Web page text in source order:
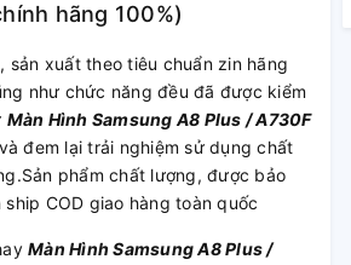
hãng 100%)
sản xuất theo tiêu chuẩn zin hãng
như chức năng đều đã được kiểm
Màn Hình Samsung A8 Plus / A730F
đem lại trải nghiệm sử dụng chất
phẩm chất lượng, được bảo
COD giao hàng toàn quốc
Màn Hình Samsung A8 Plus /